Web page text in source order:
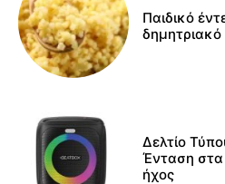
Παιδικό
Δελτίο
Ένταση στα
ήχος